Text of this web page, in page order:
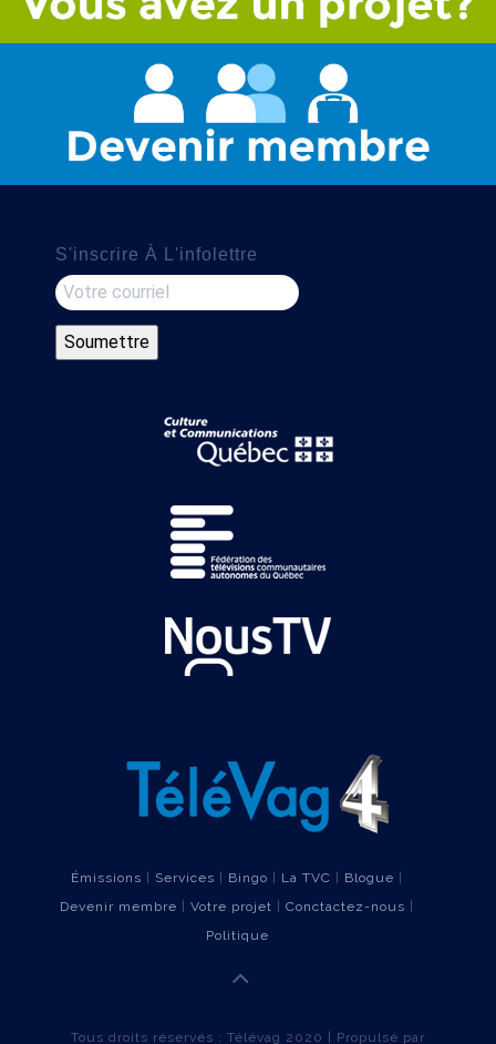
S'inscrire À L'infolettre
Émissions | Services | Bingo | La TVC | Blogue |
Devenir membre | Votre projet | Conctactez-nous |
Politique
Tous droits réservés : Télévag 2020 | Propulsé par